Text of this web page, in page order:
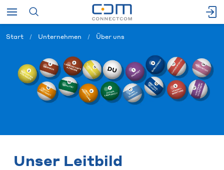
Start Unternehmen Über uns
Unser Leitbild